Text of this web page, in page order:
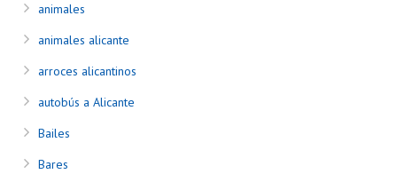
animales
animales alicante
arroces alicantinos
autobús a Alicante
Bailes
Bares